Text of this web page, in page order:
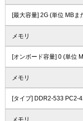
[最大容量] 2G (単位 MBま
メモリ
[オンボード容量] 0 (単位
メモリ
[タイプ] DDR2-533 PC2-
メモリ